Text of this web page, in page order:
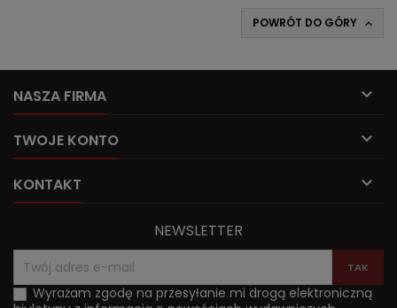
POWRÓT DO GÓRY 
NASZA FIRMA 
TWOJE KONTO 
KONTAKT 
NEWSLETTER
Wyrażam zgodę na przesyłanie mi drogą elektroniczną